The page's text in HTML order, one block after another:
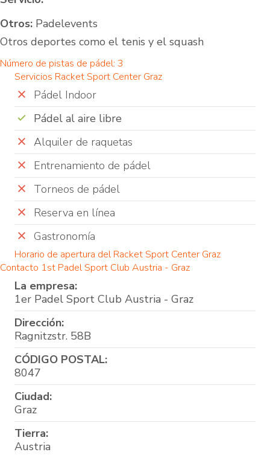
Otros: Padelevents
Otros deportes como el tenis y el squash
Número de pistas de pádel: 3
Servicios Racket Sport Center Graz
Pádel Indoor
Pádel al aire libre
Alquiler de raquetas
Entrenamiento de pádel
Torneos de pádel
Reserva en línea
Gastronomía
Horario de apertura del Racket Sport Center Graz
Contacto 1st Padel Sport Club Austria - Graz
La empresa:
1er Padel Sport Club Austria - Graz
Dirección:
Ragnitzstr. 58B
CÓDIGO POSTAL:
8047
Ciudad:
Graz
Tierra:
Austria